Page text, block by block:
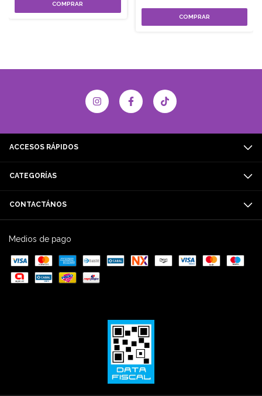
COMPRAR
ACCESOS RÁPIDOS
CATEGORÍAS
CONTACTÁNOS
Medios de pago